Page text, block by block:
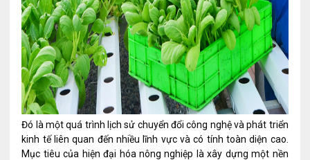
Đó là một quá trình lịch sử chuyển đổi công nghệ và phát triển
kinh tế liên quan đến nhiều lĩnh vực và có tính toàn diện cao.
Mục tiêu của hiện đại hóa nông nghiệp là xây dựng một nền